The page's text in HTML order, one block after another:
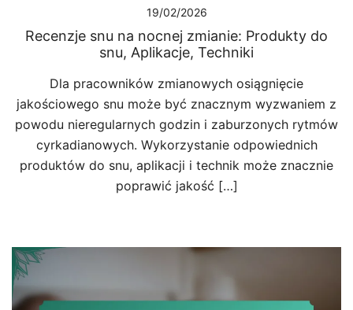
19/02/2026
Recenzje snu na nocnej zmianie: Produkty do
snu, Aplikacje, Techniki
Dla pracowników zmianowych osiągnięcie
jakościowego snu może być znacznym wyzwaniem z
powodu nieregularnych godzin i zaburzonych rytmów
cyrkadianowych. Wykorzystanie odpowiednich
produktów do snu, aplikacji i technik może znacznie
poprawić jakość […]